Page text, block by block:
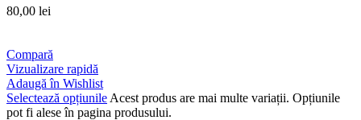
80,00 lei
Compară
Vizualizare rapidă
Adaugă în Wishlist
Selectează opțiunile Acest produs are mai multe variații. Opțiunile
pot fi alese în pagina produsului.